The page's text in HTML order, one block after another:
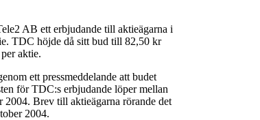
AB ett erbjudande till aktieägarna i
TDC höjde då sitt bud till 82,50 kr
aktie.
ett pressmeddelande att budet
för TDC:s erbjudande löper mellan
2004. Brev till aktieägarna rörande det
2004.